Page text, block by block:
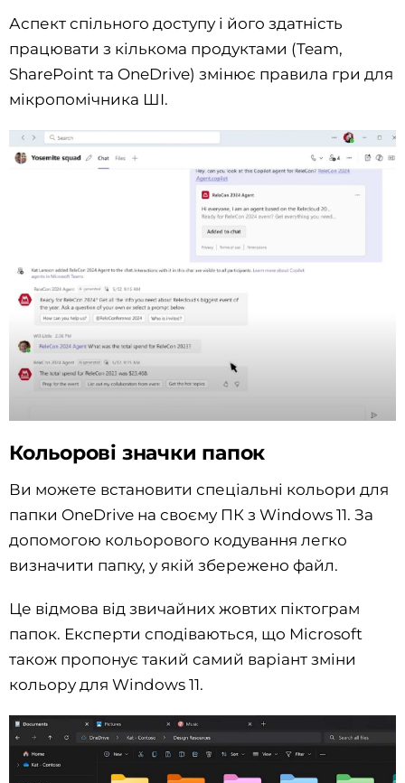
Аспект спільного доступу і його здатність
працювати з кількома продуктами (Team,
SharePoint та OneDrive) змінює правила гри для
мікропомічника ШI.
Кольорові значки папок
Ви можете встановити спеціальні кольори для
папки OneDrive на своєму ПК з Windows 11. За
допомогою кольорового кодування легко
визначити папку, у якій збережено файл.
Це відмова від звичайних жовтих піктограм
папок. Експерти сподіваються, що Microsoft
також пропонує такий самий варіант зміни
кольору для Windows 11.